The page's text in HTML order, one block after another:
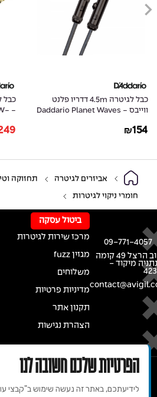
כבל לגיטרה 4.5m דדריו פלנט
ווייבס - Daddario Planet Waves
₪154
אביזרים לגיטרה תחזוקה
חומרי ניקוי לגיטרות
רחוב הרצל 49 קומה
מיקוד -
09-771-4057
ביטול עסקה
מרכז שירות לגיטרות
מגזין fuzz
משלוחים
מדיניות פרטיות
תקנון אתר
הצהרת נגישות
הפרטיות שלכם חשובה לנו